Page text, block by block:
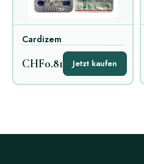
Cardizem
CHF0.81 Jetzt kaufen